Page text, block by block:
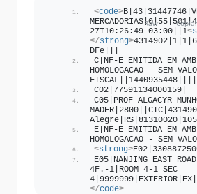
procEmi
<verProc>Oobj-DFe
</ide>
<emit>
<
CNPJ
<xNome>NF-E
AMBIENTE DE
VALOR FISCAL</xNome >
<enderEmit>
xLgr>PROF
MADER </xLgr >
< nro>2800</
<xBairro> CIC
<cMun >4314902
<xMun>Porto
<UF RS</ UF>
<CEP>81310020
<
cPais>1058</
<code>
27T10:26:49-03:00||1<
</strong>
DFe|||
C|NF-E EMITIDA EM
HOMOLOGACAO - SEM
C02|77591134000159|
C05|PROF ALGACYR
E|NF-E EMITIDA EM
HOMOLOGACAO - SEM
<strong>
E05|NANJING EAST
4F.-1|ROOM 4-1 SEC
</code>